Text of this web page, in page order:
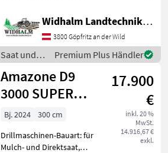
Einscheibenschare,
Extrastriegel,
Fahrgassenschaltung Tolle
Hydraulikscheibenscharmaschine
mit Andruckroll
Widhalm Landtechnik GmbH
3800 Göpfritz an der Wild
Saat und
Pflege /
Kuhn
Premium Plus Händler
Amazone D9
3000 SUPER
ANBAUSAEMASCHIENE
17.900
€
inkl. 20 %
MwSt.
14.916,67 €
exkl.
Bj. 2024
300 cm
Drillmaschinen-Bauart: für
Mulch- und Direktsaat,